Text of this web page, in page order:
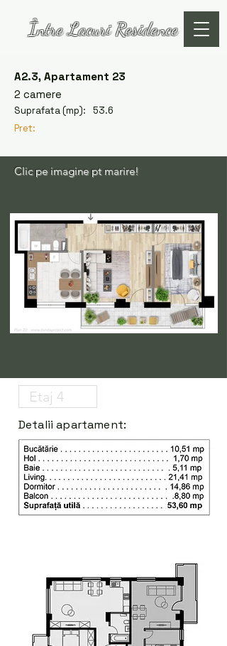
Între Lacuri Residence
A2.3, Apartament 23
2 camere
Suprafata (mp):
53.6
Pret:
Clic pe imagine pt marire!
Detalii apartament: